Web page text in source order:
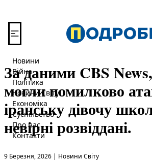
Новини
Війна
Політика
Новини Світу
Економіка
Суспільство
Про нас
Контакти
За даними CBS
могли помилково
іранську дівочу
невірні розвіддані.
9 Березня, 2026 |
Опубліковано вНовини Світу